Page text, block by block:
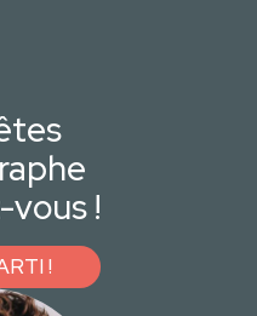
vous !
!